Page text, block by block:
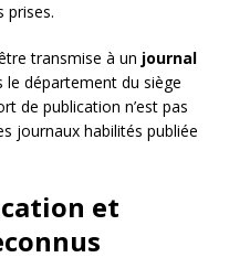
prises.
transmise à un journal
le département du siège
de publication n’est pas
journaux habilités publiée
et